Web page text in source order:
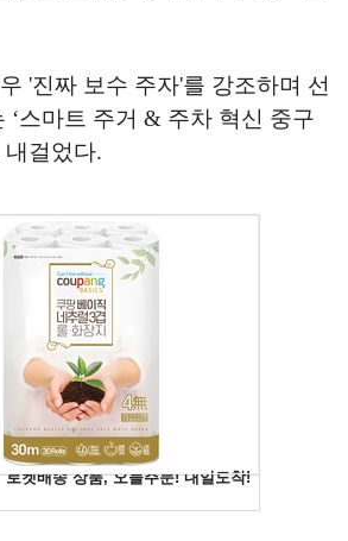
'진짜 보수 주자'를 강조하며 선
‘스마트 주거 & 주차 혁신 중구
걸었다.